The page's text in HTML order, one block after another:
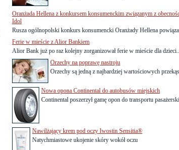
Oranżada Hellena z konkursem konsumenckim związanym z
Idol
Rusza ogólnopolski konkurs konsumencki Oranżady Hellena
Ferie w mieście z Alior Bankiem
Alior Bank już po raz kolejny zorganizował ferie w mieście dla
Orzechy na poprawę nastroju
Orzechy są jedną z najbardziej wartościowych
Nowa opona Continental do autobusów miejskich
Continental poszerzył gamę opon do transportu
Nawilżający krem pod oczy Iwostin Sensitia®
Natychmiastowe ukojenie skóry wokół oczu